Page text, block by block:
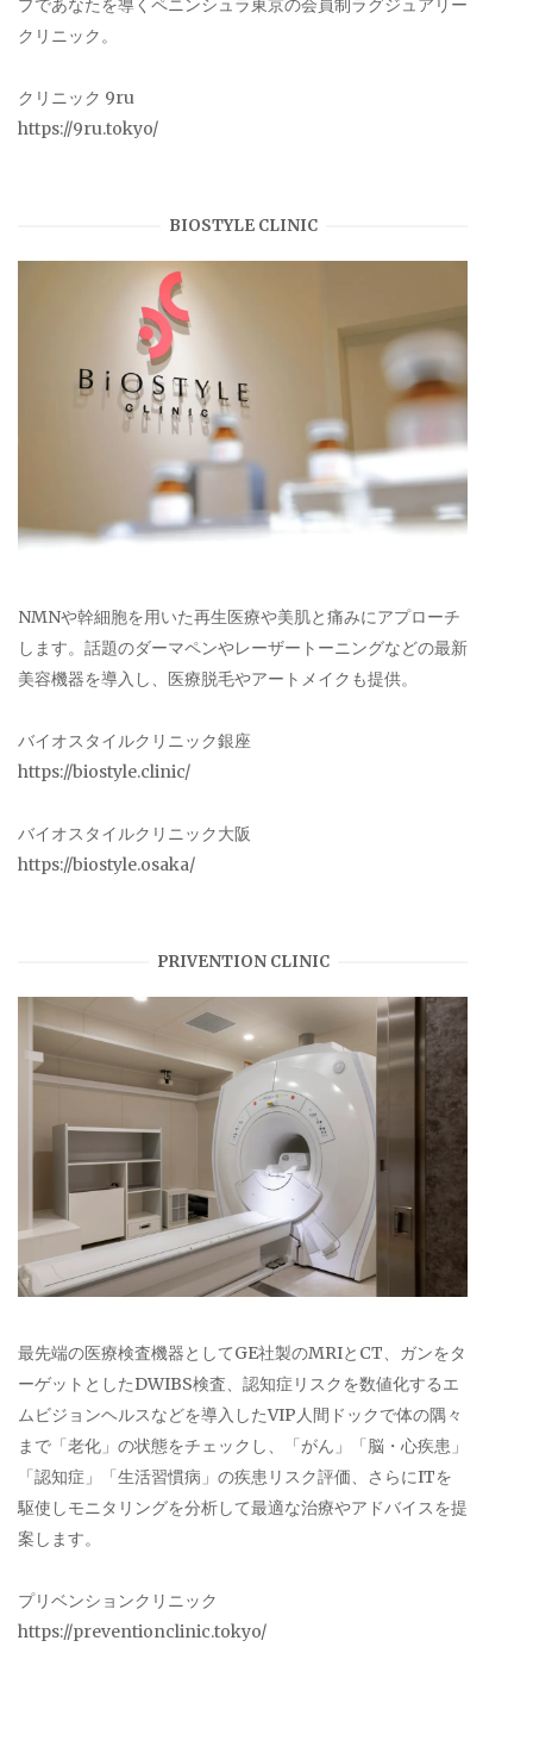
プであなたを導くペニンシュラ東京の会員制ラグジュアリー
クリニック。
クリニック 9ru
https://9ru.tokyo/
BIOSTYLE CLINIC
NMNや幹細胞を用いた再生医療や美肌と痛みにアプローチ
します。話題のダーマペンやレーザートーニングなどの最新
美容機器を導入し、医療脱毛やアートメイクも提供。
バイオスタイルクリニック銀座
https://biostyle.clinic/
バイオスタイルクリニック大阪
https://biostyle.osaka/
PRIVENTION CLINIC
最先端の医療検査機器としてGE社製のMRIとCT、ガンをタ
ーゲットとしたDWIBS検査、認知症リスクを数値化するエ
ムビジョンヘルスなどを導入したVIP人間ドックで体の隅々
まで「老化」の状態をチェックし、「がん」「脳・心疾患」
「認知症」「生活習慣病」の疾患リスク評価、さらにITを
駆使しモニタリングを分析して最適な治療やアドバイスを提
案します。
プリベンションクリニック
https://preventionclinic.tokyo/